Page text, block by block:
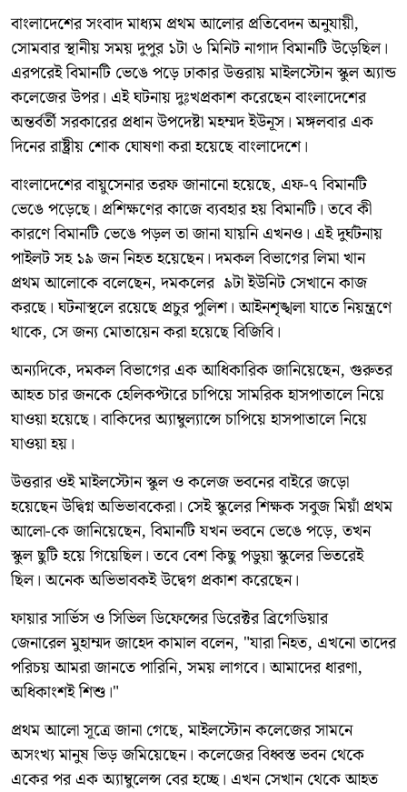
বাংলাদেশের সংবাদ মাধ্যম প্রথম আলোর প্রতিবেদন অনুযায়ী,
সোমবার স্থানীয় সময় দুপুর ১টা ৬ মিনিট নাগাদ বিমানটি উড়েছিল।
এরপরেই বিমানটি ভেঙে পড়ে ঢাকার উত্তরায় মাইলস্টোন স্কুল অ্যান্ড
কলেজের উপর। এই ঘটনায় দুঃখপ্রকাশ করেছেন বাংলাদেশের
অন্তর্বর্তী সরকারের প্রধান উপদেষ্টা মহম্মদ ইউনূস। মঙ্গলবার এক
দিনের রাষ্ট্রীয় শোক ঘোষণা করা হয়েছে বাংলাদেশে।
বাংলাদেশের বায়ুসেনার তরফ জানানো হয়েছে, এফ-৭ বিমানটি
ভেঙে পড়েছে। প্রশিক্ষণের কাজে ব্যবহার হয় বিমানটি। তবে কী
কারণে বিমানটি ভেঙে পড়ল তা জানা যায়নি এখনও। এই দুর্ঘটনায়
পাইলট সহ ১৯ জন নিহত হয়েছেন। দমকল বিভাগের লিমা খান
প্রথম আলোকে বলেছেন, দমকলের ৯টা ইউনিট সেখানে কাজ
করছে। ঘটনাস্থলে রয়েছে প্রচুর পুলিশ। আইনশৃঙ্খলা যাতে নিয়ন্ত্রণে
থাকে, সে জন্য মোতায়েন করা হয়েছে বিজিবি।
অন্যদিকে, দমকল বিভাগের এক আধিকারিক জানিয়েছেন, গুরুতর
আহত চার জনকে হেলিকপ্টারে চাপিয়ে সামরিক হাসপাতালে নিয়ে
যাওয়া হয়েছে। বাকিদের অ্যাম্বুল্যান্সে চাপিয়ে হাসপাতালে নিয়ে
যাওয়া হয়।
উত্তরার ওই মাইলস্টোন স্কুল ও কলেজ ভবনের বাইরে জড়ো
হয়েছেন উদ্বিগ্ন অভিভাবকেরা। সেই স্কুলের শিক্ষক সবুজ মিয়াঁ প্রথম
আলো-কে জানিয়েছেন, বিমানটি যখন ভবনে ভেঙে পড়ে, তখন
স্কুল ছুটি হয়ে গিয়েছিল। তবে বেশ কিছু পডুয়া স্কুলের ভিতরেই
ছিল। অনেক অভিভাবকই উদ্বেগ প্রকাশ করেছেন।
ফায়ার সার্ভিস ও সিভিল ডিফেন্সের ডিরেক্টর ব্রিগেডিয়ার
জেনারেল মুহাম্মদ জাহেদ কামাল বলেন, "যারা নিহত, এখনো তাদের
পরিচয় আমরা জানতে পারিনি, সময় লাগবে। আমাদের ধারণা,
অধিকাংশই শিশু।"
প্রথম আলো সূত্রে জানা গেছে, মাইলস্টোন কলেজের সামনে
অসংখ্য মানুষ ভিড় জমিয়েছেন। কলেজের বিধ্বস্ত ভবন থেকে
একের পর এক অ্যাম্বুলেন্স বের হচ্ছে। এখন সেখান থেকে আহত